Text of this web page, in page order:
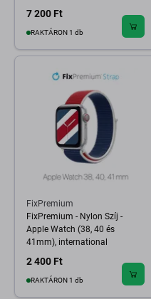
7 200 Ft
RAKTÁRON 1 db
FixPremium
FixPremium - Nylon Szíj -
Apple Watch (38, 40 és
41mm), international
2 400 Ft
RAKTÁRON 1 db